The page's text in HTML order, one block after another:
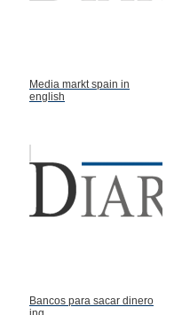
Media markt spain in
english
Bancos para sacar dinero